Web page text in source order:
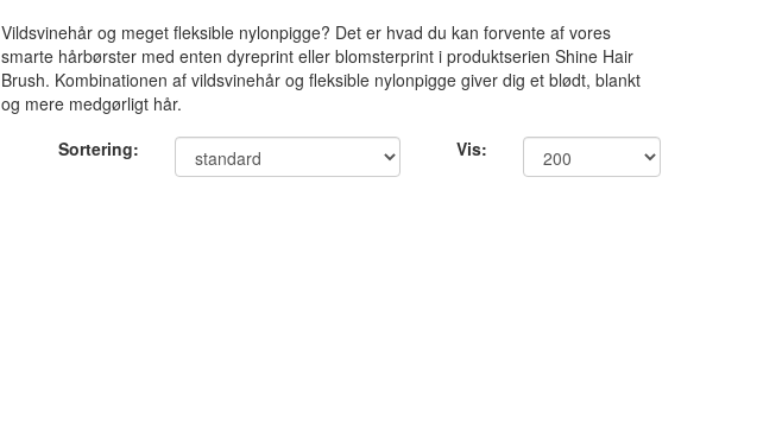
Vildsvinehår og meget fleksible nylonpigge? Det er hvad du kan forvente af vores
smarte hårbørster med enten dyreprint eller blomsterprint i produktserien Shine Hair
Brush. Kombinationen af vildsvinehår og fleksible nylonpigge giver dig et blødt, blankt
og mere medgørligt hår.
Sortering:
Vis: